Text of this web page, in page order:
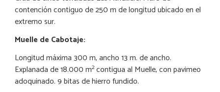
contención contiguo de250 mde longitud ubicado en el
extremo sur.
Muelle de Cabotaje:
Longitud máxima 300 m, ancho13 m. de ancho.
Explanada de 18.000 m2contigua al Muelle, con pavimeo
adoquinado. 9 bitas de hierro fundido.